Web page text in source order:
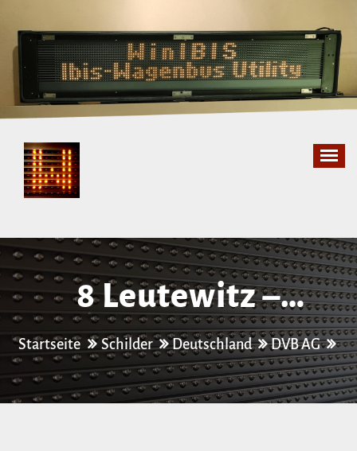
springen
8 Leutewitz –
Hellerau
Startseite Schilder Deutschland DVB AG